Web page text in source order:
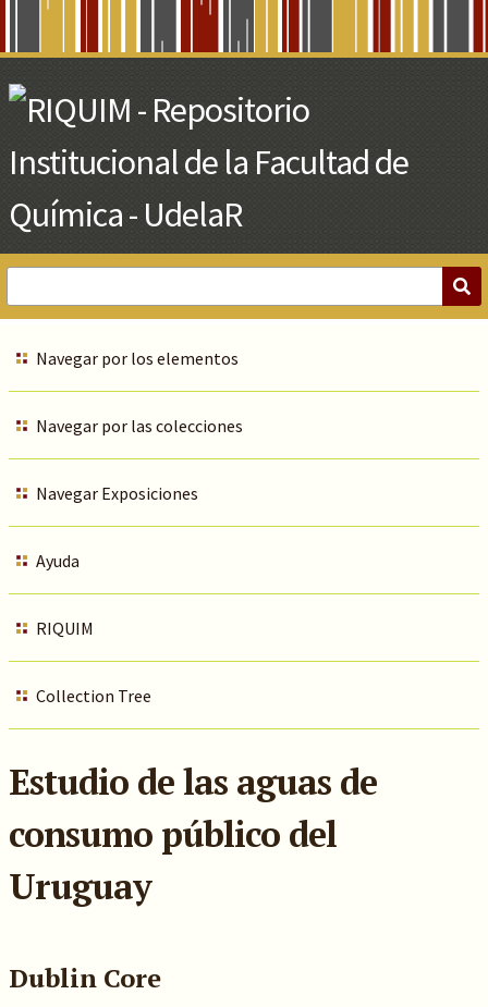
Main
Content
Navegar por los elementos
Navegar por las colecciones
Navegar Exposiciones
Ayuda
RIQUIM
Collection Tree
Estudio de las aguas de
consumo público del
Uruguay
Dublin Core